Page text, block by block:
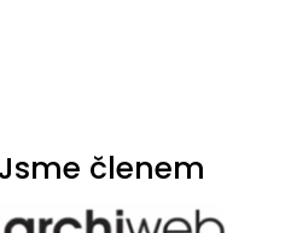
Jsme členem